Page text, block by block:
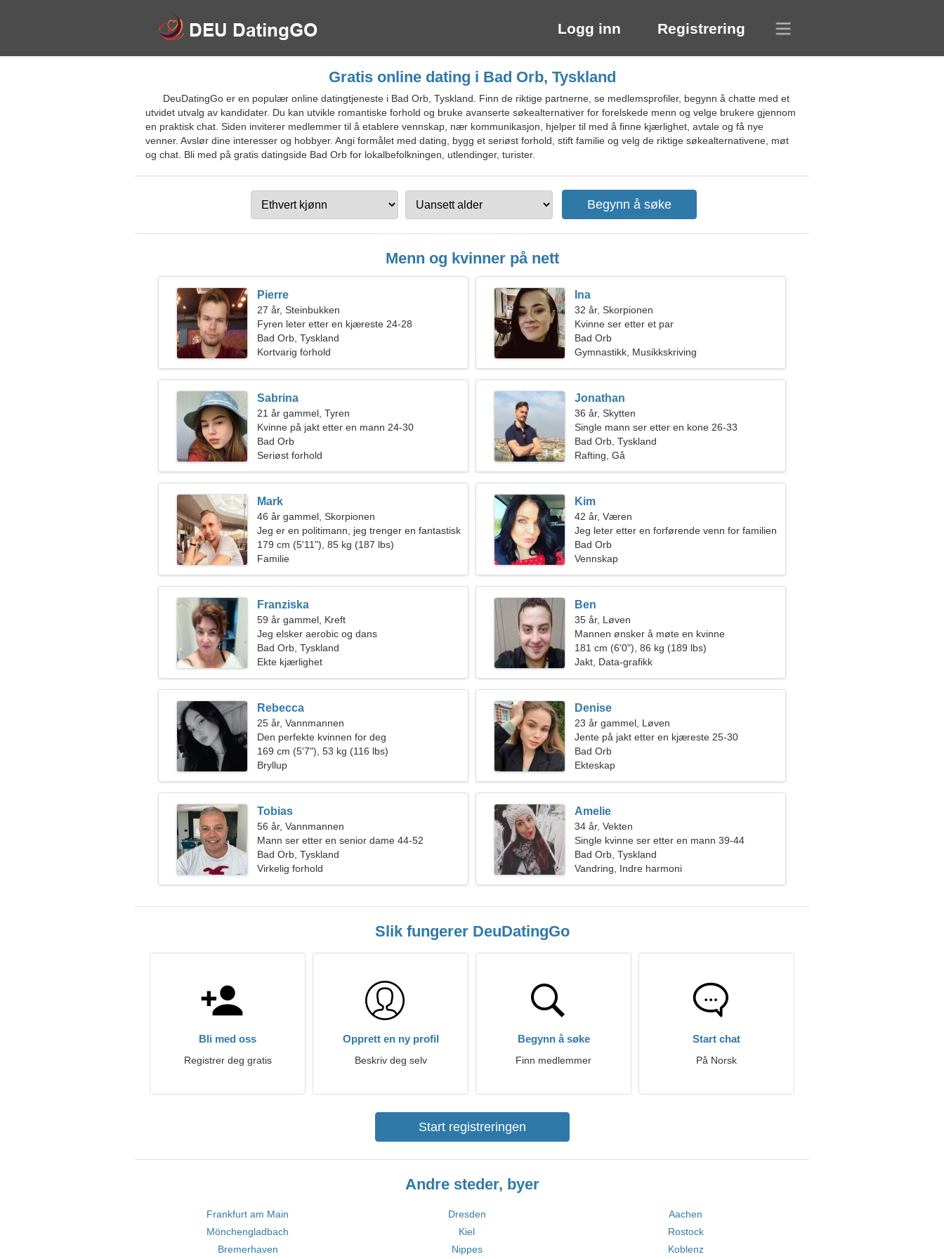
Logg inn Registrering
Gratis online dating i Bad Orb, Tyskland
DeuDatingGo er en populær online datingtjeneste i Bad Orb, Tyskland. Finn de riktige partnerne, se medlemsprofiler, begynn å chatte med et
utvidet utvalg av kandidater. Du kan utvikle romantiske forhold og bruke avanserte søkealternativer for forelskede menn og velge brukere gjennom
en praktisk chat. Siden inviterer medlemmer til å etablere vennskap, nær kommunikasjon, hjelper til med å finne kjærlighet, avtale og få nye
venner. Avslør dine interesser og hobbyer. Angi formålet med dating, bygg et seriøst forhold, stift familie og velg de riktige søkealternativene, møt
og chat. Bli med på gratis datingside Bad Orb for lokalbefolkningen, utlendinger, turister.
Menn og kvinner på nett
Pierre
27 år, Steinbukken
Fyren leter etter en kjæreste 24-28
Bad Orb, Tyskland
Kortvarig forhold
Ina
32 år, Skorpionen
Kvinne ser etter et par
Bad Orb
Gymnastikk, Musikkskriving
Sabrina
21 år gammel, Tyren
Kvinne på jakt etter en mann 24-30
Bad Orb
Seriøst forhold
Jonathan
36 år, Skytten
Single mann ser etter en kone 26-33
Bad Orb, Tyskland
Rafting, Gå
Mark
46 år gammel, Skorpionen
Jeg er en politimann, jeg trenger en fantastisk
kvinne
179 cm (5'11"), 85 kg (187 lbs)
Familie
Kim
42 år, Væren
Jeg leter etter en forførende venn for familien
Bad Orb
Vennskap
Franziska
59 år gammel, Kreft
Jeg elsker aerobic og dans
Bad Orb, Tyskland
Ekte kjærlighet
Ben
35 år, Løven
Mannen ønsker å møte en kvinne
181 cm (6'0"), 86 kg (189 lbs)
Jakt, Data-grafikk
Rebecca
25 år, Vannmannen
Den perfekte kvinnen for deg
169 cm (5'7"), 53 kg (116 lbs)
Bryllup
Denise
23 år gammel, Løven
Jente på jakt etter en kjæreste 25-30
Bad Orb
Ekteskap
Tobias
56 år, Vannmannen
Mann ser etter en senior dame 44-52
Bad Orb, Tyskland
Virkelig forhold
Amelie
34 år, Vekten
Single kvinne ser etter en mann 39-44
Bad Orb, Tyskland
Vandring, Indre harmoni
Slik fungerer DeuDatingGo
Bli med oss
Registrer deg gratis
Opprett en ny profil
Beskriv deg selv
Begynn å søke
Finn medlemmer
Start chat
På Norsk
Start registreringen
Andre steder, byer
Frankfurt am Main Dresden
Aachen
Mönchengladbach
Kiel
Rostock
Bremerhaven
Nippes Koblenz